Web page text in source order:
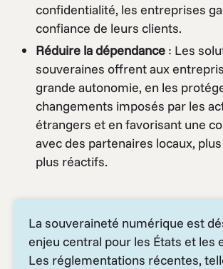
confidentialité, les entreprises
confiance de leurs clients.
Réduire la dépendance : Les
souveraines offrent aux
grande autonomie, en les
changements imposés par les
étrangers et en favorisant une
avec des partenaires locaux,
plus réactifs.
La souveraineté numérique est
enjeu central pour les États et les
Les réglementations récentes,